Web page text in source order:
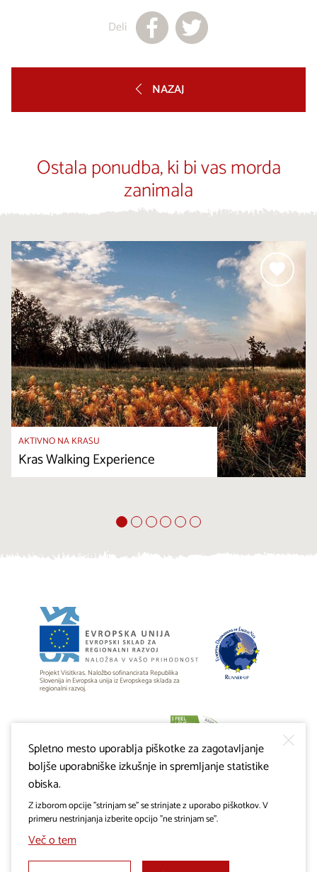
Deli
NAZAJ
Ostala ponudba, ki bi vas morda
zanimala
AKTIVNO NA KRASU
Kras Walking Experience
Projekt Visitkras. Naložbo sofinancirata Republika
Slovenija in Evropska unija iz Evropskega sklada za
regionalni razvoj.
Spletno mesto uporablja piškotke za zagotavljanje
boljše uporabniške izkušnje in spremljanje statistike
obiska.
Z izborom opcije "strinjam se" se strinjate z uporabo piškotkov. V
primeru nestrinjanja izberite opcijo "ne strinjam se".
Več o tem